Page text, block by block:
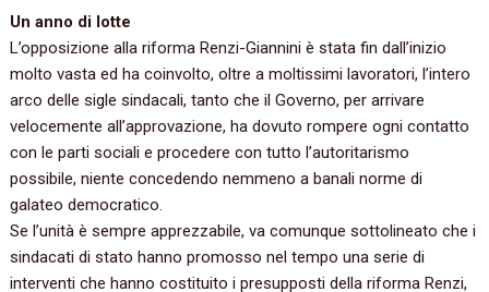
Un anno di lotte
L’opposizione alla riforma Renzi-Giannini è stata fin dall’inizio
molto vasta ed ha coinvolto, oltre a moltissimi lavoratori, l’intero
arco delle sigle sindacali, tanto che il Governo, per arrivare
velocemente all’approvazione, ha dovuto rompere ogni contatto
con le parti sociali e procedere con tutto l’autoritarismo
possibile, niente concedendo nemmeno a banali norme di
galateo democratico.
Se l’unità è sempre apprezzabile, va comunque sottolineato che i
sindacati di stato hanno promosso nel tempo una serie di
interventi che hanno costituito i presupposti della riforma Renzi,